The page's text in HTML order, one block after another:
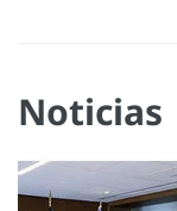
Noticias